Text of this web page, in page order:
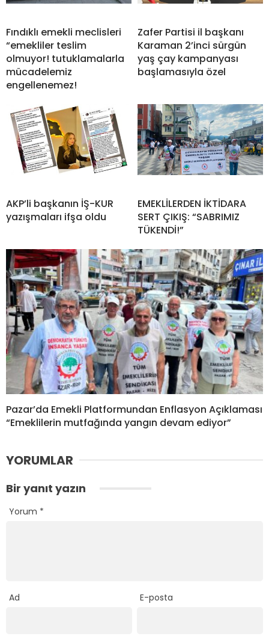
Fındıklı emekli meclisleri
“emekliler teslim
olmuyor! tutuklamalarla
mücadelemiz
engellenemez!
Zafer Partisi il başkanı
Karaman 2’inci sürgün
yaş çay kampanyası
başlamasıyla özel
AKP’li başkanın İŞ-KUR
yazışmaları ifşa oldu
EMEKLİLERDEN İKTİDARA
SERT ÇIKIŞ: “SABRIMIZ
TÜKENDİ!”
Pazar’da Emekli Platformundan Enflasyon Açıklaması
“Emeklilerin mutfağında yangın devam ediyor”
YORUMLAR
Bir yanıt yazın
Yorum *
Ad E-posta